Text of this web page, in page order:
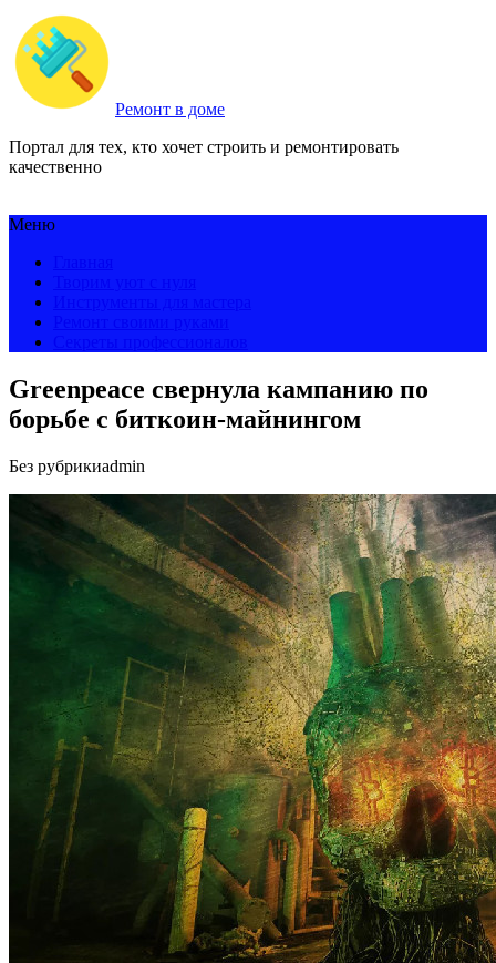
Ремонт в доме
Портал для тех, кто хочет строить и ремонтировать
качественно
Меню
Greenpeace свернула кампанию по
борьбе с биткоин-майнингом
Без рубрикиadmin